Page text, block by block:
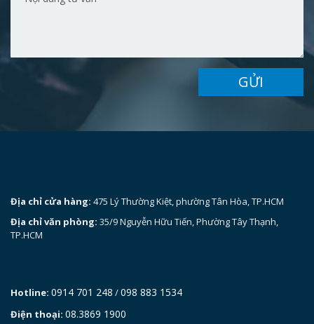
GỬI
Địa chỉ cửa hàng: 475 Lý Thường Kiệt, phường Tân Hòa, TP.HCM
Địa chỉ văn phòng: 35/9 Nguyễn Hữu Tiến, Phường Tây Thạnh,
TP.HCM
Hotline: 0914 701 248 /098 883 1534
Điện thoại: 08.3869 1900